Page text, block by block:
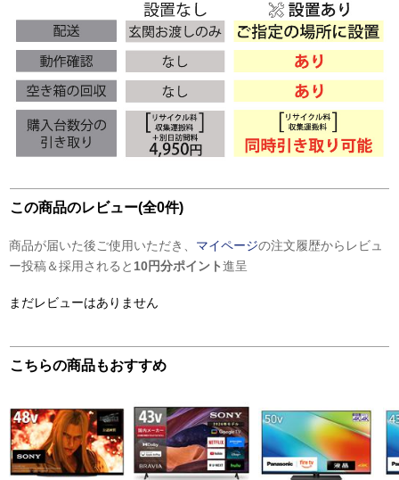
この商品のレビュー(全0件)
商品が届いた後ご使用いただき、 マイページの注文履歴からレビュ
ー投稿＆採用されると 10円分ポイント進呈
まだレビューはありません
こちらの商品もおすすめ